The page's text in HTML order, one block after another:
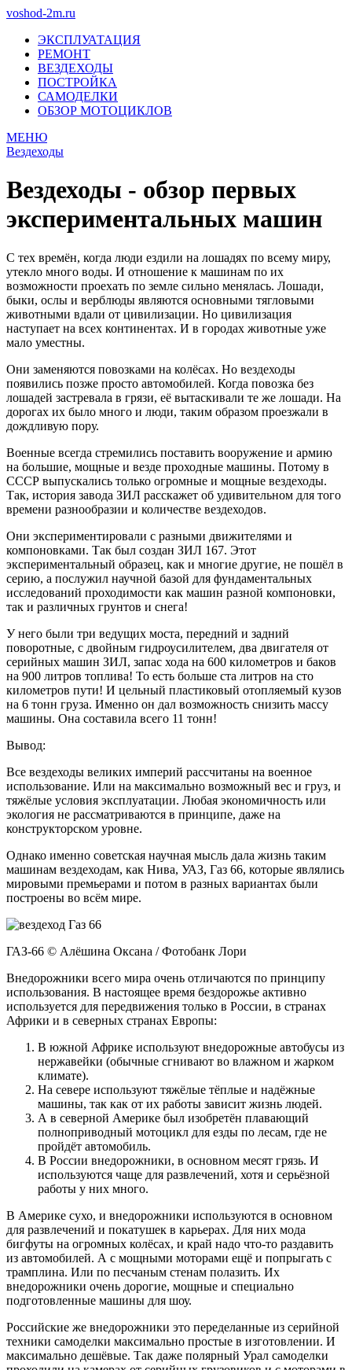
voshod-2m.ru
ЭКСПЛУАТАЦИЯ
РЕМОНТ
ВЕЗДЕХОДЫ
ПОСТРОЙКА
САМОДЕЛКИ
ОБЗОР МОТОЦИКЛОВ
МЕНЮ
Вездеходы
Вездеходы - обзор первых
экспериментальных машин
С тех времён, когда люди ездили на лошадях по всему миру,
утекло много воды. И отношение к машинам по их
возможности проехать по земле сильно менялась. Лошади,
быки, ослы и верблюды являются основными тягловыми
животными вдали от цивилизации. Но цивилизация
наступает на всех континентах. И в городах животные уже
мало уместны.
Они заменяются повозками на колёсах. Но вездеходы
появились позже просто автомобилей. Когда повозка без
лошадей застревала в грязи, её вытаскивали те же лошади. На
дорогах их было много и люди, таким образом проезжали в
дождливую пору.
Военные всегда стремились поставить вооружение и армию
на большие, мощные и везде проходные машины. Потому в
СССР выпускались только огромные и мощные вездеходы.
Так, история завода ЗИЛ расскажет об удивительном для того
времени разнообразии и количестве вездеходов.
Они экспериментировали с разными движителями и
компоновками. Так был создан ЗИЛ 167. Этот
экспериментальный образец, как и многие другие, не пошёл в
серию, а послужил научной базой для фундаментальных
исследований проходимости как машин разной компоновки,
так и различных грунтов и снега!
У него были три ведущих моста, передний и задний
поворотные, с двойным гидроусилителем, два двигателя от
серийных машин ЗИЛ, запас хода на 600 километров и баков
на 900 литров топлива! То есть больше ста литров на сто
километров пути! И цельный пластиковый отопляемый кузов
на 6 тонн груза. Именно он дал возможность снизить массу
машины. Она составила всего 11 тонн!
Вывод:
Все вездеходы великих империй рассчитаны на военное
использование. Или на максимально возможный вес и груз, и
тяжёлые условия эксплуатации. Любая экономичность или
экология не рассматриваются в принципе, даже на
конструкторском уровне.
Однако именно советская научная мысль дала жизнь таким
машинам вездеходам, как Нива, УАЗ, Газ 66, которые являлись
мировыми премьерами и потом в разных вариантах были
построены во всём мире.
ГАЗ-66 © Алёшина Оксана / Фотобанк Лори
Внедорожники всего мира очень отличаются по принципу
использования. В настоящее время бездорожье активно
используется для передвижения только в России, в странах
Африки и в северных странах Европы:
В южной Африке используют внедорожные автобусы из
нержавейки (обычные сгнивают во влажном и жарком
климате).
На севере используют тяжёлые тёплые и надёжные
машины, так как от их работы зависит жизнь людей.
А в северной Америке был изобретён плавающий
полноприводный мотоцикл для езды по лесам, где не
пройдёт автомобиль.
В России внедорожники, в основном месят грязь. И
используются чаще для развлечений, хотя и серьёзной
работы у них много.
В Америке сухо, и внедорожники используются в основном
для развлечений и покатушек в карьерах. Для них мода
бигфуты на огромных колёсах, и край надо что-то раздавить
из автомобилей. А с мощными моторами ещё и попрыгать с
трамплина. Или по песчаным стенам полазить. Их
внедорожники очень дорогие, мощные и специально
подготовленные машины для шоу.
Российские же внедорожники это переделанные из серийной
техники самоделки максимально простые в изготовлении. И
максимально дешёвые. Так даже полярный Урал самоделки